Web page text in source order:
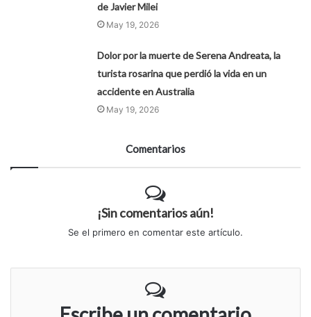
de Javier Milei
May 19, 2026
Dolor por la muerte de Serena Andreata, la
turista rosarina que perdió la vida en un
accidente en Australia
May 19, 2026
Comentarios
¡Sin comentarios aún!
Se el primero en comentar este artículo.